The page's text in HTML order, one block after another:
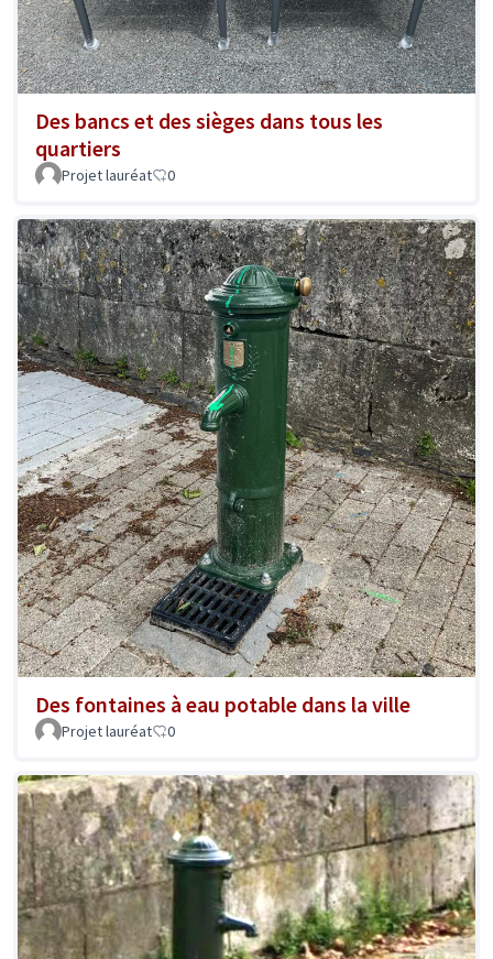
Des bancs et des sièges dans tous les
quartiers
Projet lauréat 0
Des fontaines à eau potable dans la ville
Projet lauréat 0